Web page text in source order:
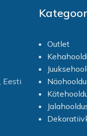
niisketele juustele, kergelt
0+ eluaastast. Vältige
sattumist silma. Silma
sattumisel pesta rohke
veega.
Eesti
Outlet